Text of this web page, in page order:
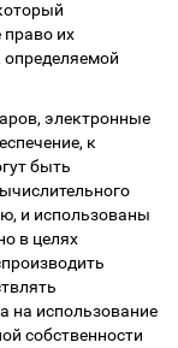
право их
определяемой
электронные
к
быть
и использованы
в целях
на использование
собственности